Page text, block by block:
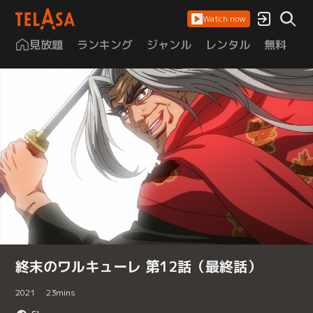
Watch now
見放題 ランキング ジャンル レンタル 無料
終末のワルキューレ 第12話（最終話）
2021 23mins